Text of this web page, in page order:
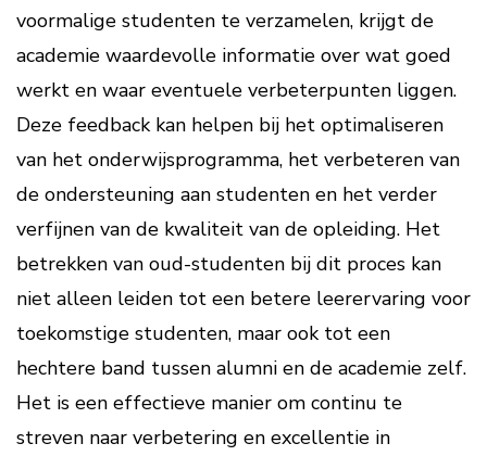
voormalige studenten te verzamelen, krijgt de
academie waardevolle informatie over wat goed
werkt en waar eventuele verbeterpunten liggen.
Deze feedback kan helpen bij het optimaliseren
van het onderwijsprogramma, het verbeteren van
de ondersteuning aan studenten en het verder
verfijnen van de kwaliteit van de opleiding. Het
betrekken van oud-studenten bij dit proces kan
niet alleen leiden tot een betere leerervaring voor
toekomstige studenten, maar ook tot een
hechtere band tussen alumni en de academie zelf.
Het is een effectieve manier om continu te
streven naar verbetering en excellentie in